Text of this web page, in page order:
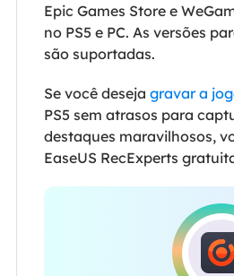
Epic Games Store e
no PS5 e PC. As versões
são suportadas.
Se você deseja gravar a
PS5 sem atrasos para
destaques maravilhosos,
EaseUS RecExperts